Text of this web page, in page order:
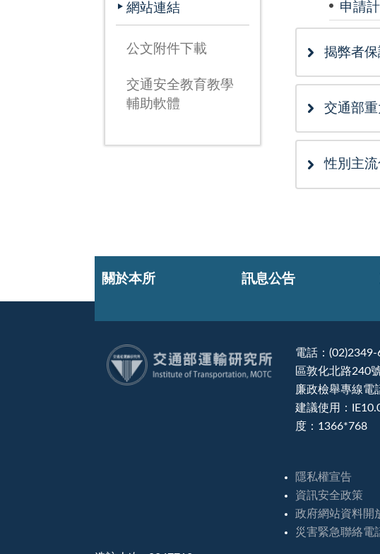
網站連結
公文附件下載
交通安全教育教學
輔助軟體
申請
揭弊者
交通部
性別主流
關於本所 訊息公告
電話：
區敦化北路240
廉政檢舉專線
建議使用：
度：1366*768
隱私權宣告
資訊安全政策
政府網站資料開
災害緊急聯絡電